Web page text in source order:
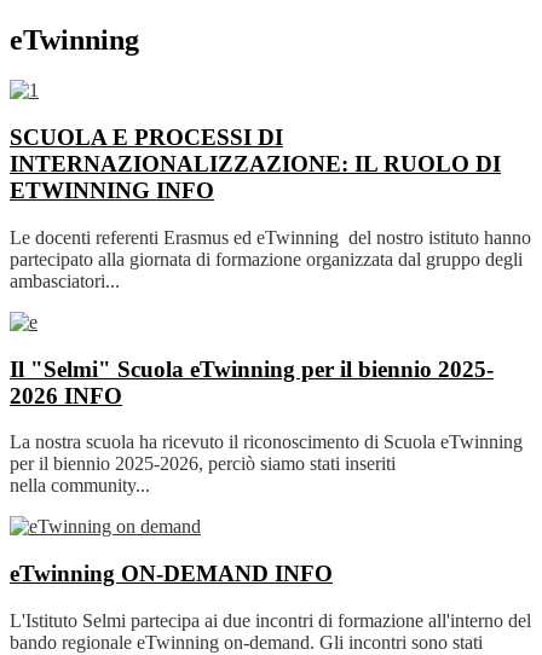
eTwinning
SCUOLA E PROCESSI DI
INTERNAZIONALIZZAZIONE: IL RUOLO DI
ETWINNING INFO
Le docenti referenti Erasmus ed eTwinning del nostro istituto hanno
partecipato alla giornata di formazione organizzata dal gruppo degli
ambasciatori...
Il "Selmi" Scuola eTwinning per il biennio 2025-
2026 INFO
La nostra scuola ha ricevuto il riconoscimento di Scuola eTwinning
per il biennio 2025-2026, perciò siamo stati inseriti
nella community...
eTwinning ON-DEMAND INFO
L'Istituto Selmi partecipa ai due incontri di formazione all'interno del
bando regionale eTwinning on-demand. Gli incontri sono stati